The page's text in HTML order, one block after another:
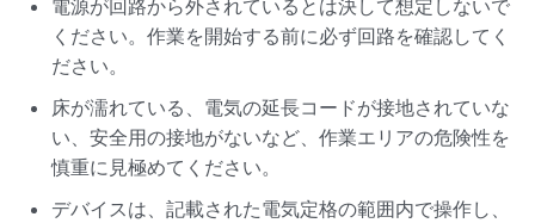
電源が回路から外されているとは決して想定しないで
ください。作業を開始する前に必ず回路を確認してく
ださい。
床が濡れている、電気の延長コードが接地されていな
い、安全用の接地がないなど、作業エリアの危険性を
慎重に見極めてください。
デバイスは、記載された電気定格の範囲内で操作し、